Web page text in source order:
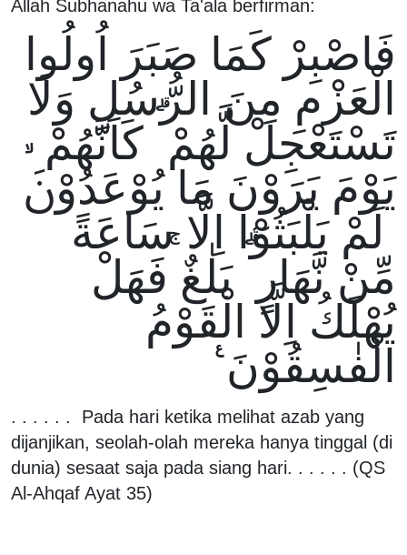
Allah Subhanahu wa Ta'ala berfirman:
فَاصْبِرْ كَمَا صَبَرَ اُولُوا
الْعَزْمِ مِنَ الرُّسُلِ وَلَا
تَسْتَعْجِلْ لَّهُمْ ۗ كَاَنَّهُمْ
يَوْمَ يَرَوْنَ مَا يُوْعَدُوْنَۙ
لَمْ يَلْبَثُوْٓا اِلَّا سَاعَةً
مِّنْ نَّهَارٍ ۗ بَلٰغٌ ۚفَهَلْ
يُهْلَكُ اِلَّا الْقَوْمُ
الْفٰسِقُوْنَ ࣖ
. . . . . . Pada hari ketika melihat azab yang
dijanjikan, seolah-olah mereka hanya tinggal (di
dunia) sesaat saja pada siang hari. . . . . . (QS
Al-Ahqaf Ayat 35)